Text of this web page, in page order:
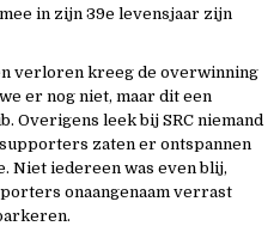
in zijn 39e levensjaar zijn
verloren kreeg de overwinning
er nog niet, maar dit een
Overigens leek bij SRC niemand
zaten er ontspannen
Niet iedereen was even blij,
onaangenaam verrast